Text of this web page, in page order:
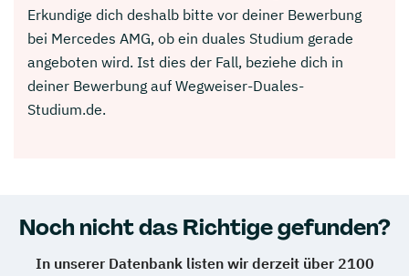
Erkundige dich deshalb bitte vor deiner Bewerbung
bei Mercedes AMG, ob ein duales Studium gerade
angeboten wird. Ist dies der Fall, beziehe dich in
deiner Bewerbung auf Wegweiser-Duales-
Studium.de.
Noch nicht das Richtige gefunden?
In unserer Datenbank listen wir derzeit über 2100